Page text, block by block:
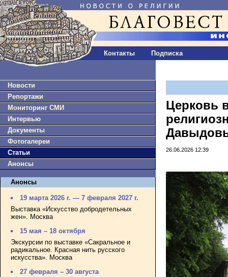
Контакты Подписка
Новости
Репортажи
Мониторинг СМИ
Интервью
Документы
Фотогалереи
Статьи
Анонсы
Анонсы
19 марта 2026 г. — 7 февраля 2027 г.
Выставка «Искусство добродетельных
жен». Москва
15 мая – 18 октября
Экскурсии по выставке «Сакральное и
радикальное. Красная нить русского
искусства». Москва
27 февраля – 30 августа
Церковь
26.06.2026 12:39